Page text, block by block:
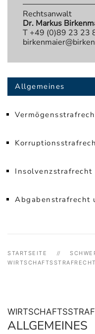
Rechtsanwalt
Dr. Markus
T +49 (0)89 23 23
Allgemeines
Insolvenzstrafrecht
Abgabenstrafrecht
STARTSEITE
WIRTSCHAFTSSTRAFRECHT
ALLGEMEINES